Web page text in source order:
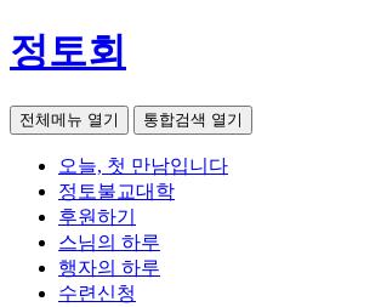
정토회
전체메뉴 열기 통합검색 열기
오늘, 첫 만남입니다
정토불교대학
후원하기
스님의 하루
행자의 하루
수련신청